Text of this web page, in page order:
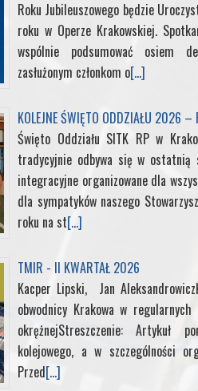
e
r
e
s
t
l
r
t
Roku Jubileuszowego będzie
roku w Operze Krakowskiej.
wspólnie podsumować osiem
zasłużonym członkom o[...]
KOLEJNE ŚWIĘTO ODDZIAŁU 2026
Święto Oddziału SITK RP w
tradycyjnie odbywa się w ostatnią
integracyjne organizowane dla
dla sympatyków naszego
roku na st[...]
TMIR - II KWARTAŁ 2026
Kacper Lipski, Jan
obwodnicy Krakowa w
okrężnejStreszczenie: Artykuł
kolejowego, a w szczególności
Przed[...]